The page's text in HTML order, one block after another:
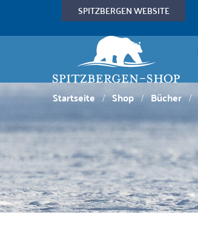
SPITZBERGEN WEBSITE
Startseite Shop Bücher